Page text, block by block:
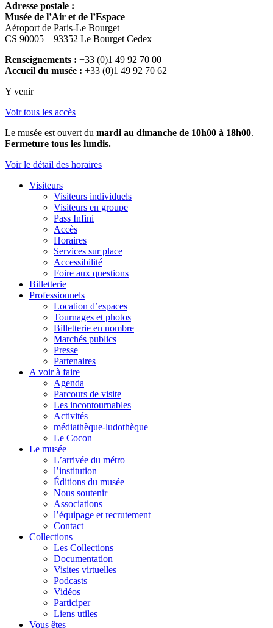
Adresse postale :
Musée de l’Air et de l’Espace
Aéroport de Paris-Le Bourget
CS 90005 – 93352 Le Bourget Cedex
Renseignements : +33 (0)1 49 92 70 00
Accueil du musée : +33 (0)1 49 92 70 62
Y venir
Voir tous les accès
Le musée est ouvert du mardi au dimanche de 10h00 à 18h00.
Fermeture tous les lundis.
Voir le détail des horaires
Visiteurs
Visiteurs individuels
Visiteurs en groupe
Pass Infini
Accès
Horaires
Services sur place
Accessibilité
Foire aux questions
Billetterie
Professionnels
Location d’espaces
Tournages et photos
Billetterie en nombre
Marchés publics
Presse
Partenaires
A voir à faire
Agenda
Parcours de visite
Les incontournables
Activités
médiathèque-ludothèque
Le Cocon
Le musée
L’arrivée du métro
l’institution
Éditions du musée
Nous soutenir
Associations
l’équipage et recrutement
Contact
Collections
Les Collections
Documentation
Visites virtuelles
Podcasts
Vidéos
Participer
Liens utiles
Vous êtes